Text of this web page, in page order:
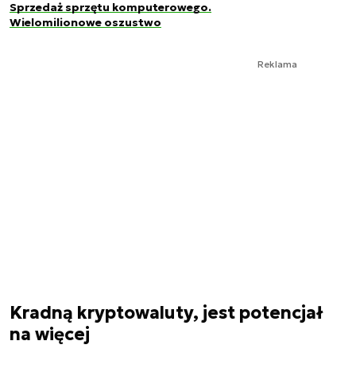
Sprzedaż sprzętu komputerowego.
Wielomilionowe oszustwo
Reklama
Kradną kryptowaluty, jest potencjał
na więcej